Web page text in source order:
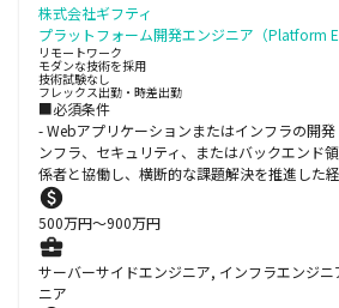
株式会社ギフティ
プラットフォーム開発エンジニア（Platform
リモートワーク
モダンな技術を採用
技術試験なし
フレックス出勤・時差出勤
■必須条件
- Webアプリケーションまたはインフラの開
ンフラ、セキュリティ、またはバックエンド
係者と協働し、横断的な課題解決を推進した
500万円〜900万円
サーバーサイドエンジニア, インフラエンジ
ニア